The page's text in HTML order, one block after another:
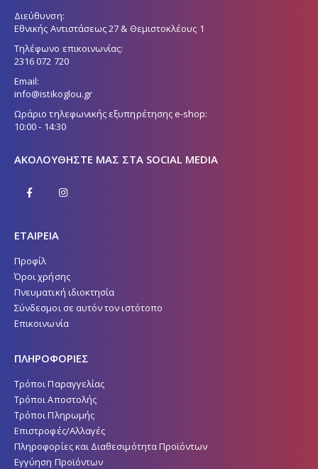
Διεύθυνση:
Εθνικής Αντιστάσεως 27 & Θεμιστοκλέους 1
Τηλέφωνο επικοινωνίας:
2316 072 720
Email:
info@istikoglou.gr
Ωράριο τηλεφωνικής εξυπηρέτησης e-shop:
10:00 - 14:30
ΑΚΟΛΟΥΘΉΣΤΕ ΜΑΣ ΣΤΑ SOCIAL MEDIA
ΕΤΑΙΡΕΙΑ
Προφίλ
Όροι χρήσης
Πνευματική ιδιοκτησία
Σύνδεσμοι σε αυτόν τον ιστότοπο
Επικοινωνία
ΠΛΗΡΟΦΟΡΙΕΣ
Τρόποι Παραγγελίας
Τρόποι Αποστολής
Τρόποι Πληρωμής
Επιστροφές/Αλλαγές
Πληροφορίες και Διαθεσιμότητα Προϊόντων
Εγγύηση Προϊόντων